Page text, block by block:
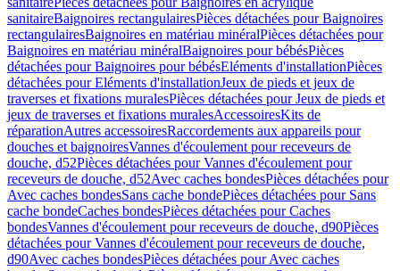
sanitaireBaignoires rectangulairesPièces détachées pour Baignoires
rectangulairesBaignoires en matériau minéralPièces détachées pour
Baignoires en matériau minéralBaignoires pour bébésPièces
détachées pour Baignoires pour bébésEléments d'installationPièces
détachées pour Eléments d'installationJeux de pieds et jeux de
traverses et fixations muralesPièces détachées pour Jeux de pieds et
jeux de traverses et fixations muralesAccessoiresKits de
réparationAutres accessoiresRaccordements aux appareils pour
douches et baignoiresVannes d'écoulement pour receveurs de
douche, d52Pièces détachées pour Vannes d'écoulement pour
receveurs de douche, d52Avec caches bondesPièces détachées pour
Avec caches bondesSans cache bondePièces détachées pour Sans
cache bondeCaches bondesPièces détachées pour Caches
bondesVannes d'écoulement pour receveurs de douche, d90Pièces
détachées pour Vannes d'écoulement pour receveurs de douche,
d90Avec caches bondesPièces détachées pour Avec caches